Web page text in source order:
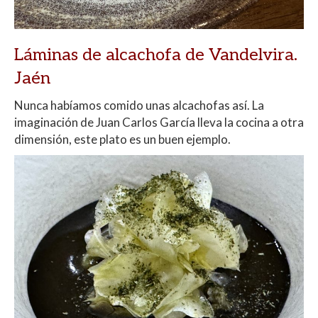
Láminas de alcachofa de Vandelvira.
Jaén
Nunca habíamos comido unas alcachofas así. La
imaginación de Juan Carlos García lleva la cocina a otra
dimensión, este plato es un buen ejemplo.